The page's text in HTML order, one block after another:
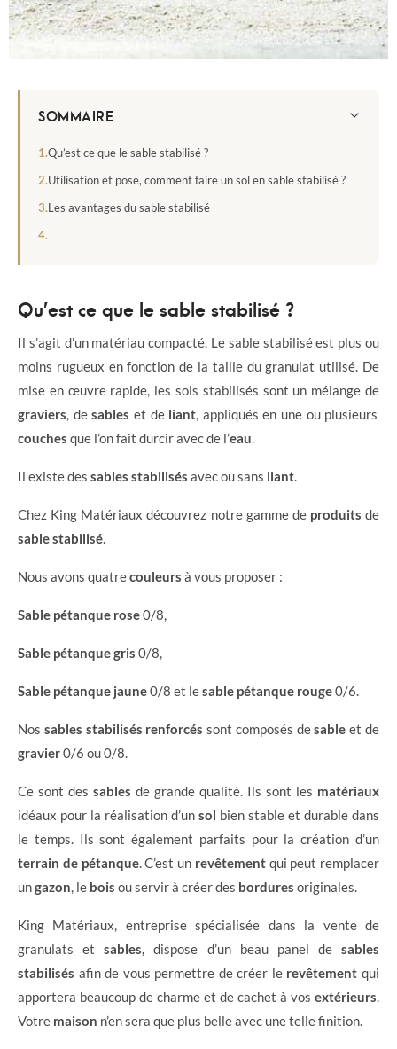
SOMMAIRE
Qu’est ce que le sable stabilisé ?
Utilisation et pose, comment faire un sol en sable stabilisé ?
Les avantages du sable stabilisé
Qu’est ce que le sable stabilisé ?
Il s’agit d’un matériau compacté. Le sable stabilisé est plus ou
moins rugueux en fonction de la taille du granulat utilisé. De
mise en œuvre rapide, les sols stabilisés sont un mélange de
graviers , desables et de liant , appliqués en une ou plusieurs
couches que l’on fait durcir avec de l’eau
Il existe des sables stabilisés avec ou sans liant
Chez King Matériaux découvrez notre gamme de produits de
sable stabilisé
Nous avons quatrecouleurs à vous proposer :
Sable pétanque rose0/8,
Sable pétanque gris 0/8,
Sable pétanque jaune0/8 et lesable pétanque rouge0/6.
Nos sables stabilisés renforcés sont composés desable et de
gravier0/6 ou 0/8.
Ce sont des sables de grande qualité. Ils sont les matériaux
idéaux pour la réalisation d’un sol bien stable et durable dans
le temps. Ils sont également parfaits pour la création d’un
terrain de pétanque. C’est un revêtementqui peut remplacer
ungazon , le bois ou servir à créer des bordures originales.
King Matériaux, entreprise spécialisée dans la vente de
granulats etsables, dispose d’un beau panel de sables
stabilisés afin de vous permettre de créer le revêtementqui
apportera beaucoup de charme et de cachet à vos extérieurs
Votre maison n’en sera que plus belle avec une telle finition.